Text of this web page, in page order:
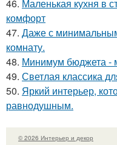
46. Маленькая кухня в
комфорт
47. Даже с
комнату.
48. Минимум бюджета -
49. Светлая классика
50. Яркий интерьер,
равнодушным.
© 2026 Интерьер и декор